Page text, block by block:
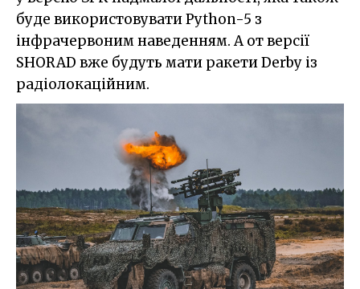
буде використовувати Python-5 з
інфрачервоним наведенням. А от версії
SHORAD вже будуть мати ракети Derby із
радіолокаційним.